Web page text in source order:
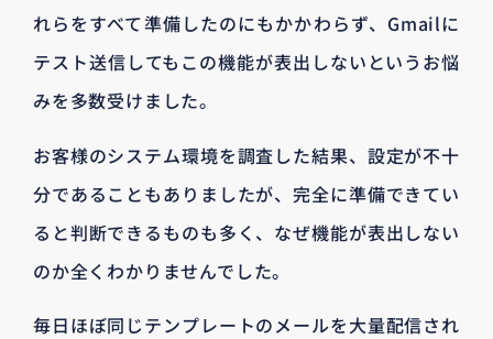
れらをすべて準備したのにもかかわらず、Gmailに
テスト送信してもこの機能が表出しないというお悩
みを多数受けました。
お客様のシステム環境を調査した結果、設定が不十
分であることもありましたが、完全に準備できてい
ると判断できるものも多く、なぜ機能が表出しない
のか全くわかりませんでした。
毎日ほぼ同じテンプレートのメールを大量配信され